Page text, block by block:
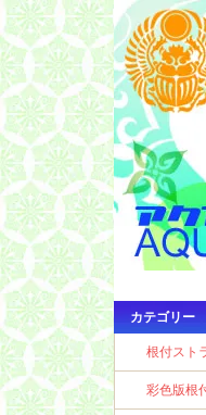
カテゴリー
根付スト
彩色版根